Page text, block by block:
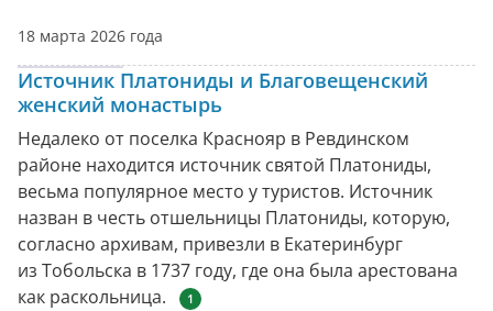
18 марта 2026 года
Источник Платониды и Благовещенский
женский монастырь
Недалеко от поселка Краснояр в Ревдинском
районе находится источник святой Платониды,
весьма популярное место у туристов. Источник
назван в честь отшельницы Платониды, которую,
согласно архивам, привезли в Екатеринбург
из Тобольска в 1737 году, где она была арестована
как раскольница.
1